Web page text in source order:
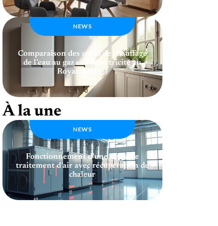
NEWS
Comparaison des coûts de chauffage
de l’eau au gaz et à l’électricité au
Royaume-Uni
À la une
NEWS
Fonctionnement d’une unité de
traitement d’air avec récupération de
chaleur